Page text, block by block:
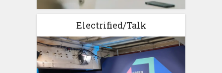
Electrified/Talk